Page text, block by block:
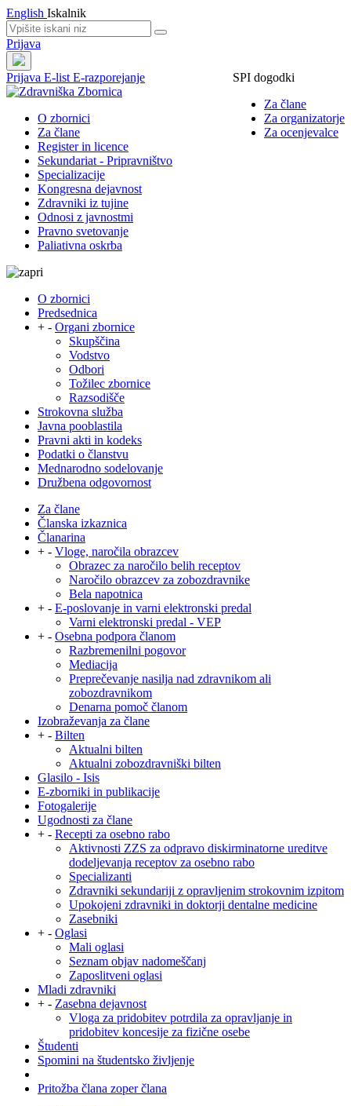
English Iskalnik
Prijava
Prijava
SPI dogodki
Za člane
Za organizatorje
Za ocenjevalce
E-list E-razporejanje
O zbornici
Za člane
Register in licence
Sekundariat - Pripravništvo
Specializacije
Kongresna dejavnost
Zdravniki iz tujine
Odnosi z javnostmi
Pravno svetovanje
Paliativna oskrba
O zbornici
Predsednica
+ - Organi zbornice
Skupščina
Vodstvo
Odbori
Tožilec zbornice
Razsodišče
Strokovna služba
Javna pooblastila
Pravni akti in kodeks
Podatki o članstvu
Mednarodno sodelovanje
Družbena odgovornost
Za člane
Članska izkaznica
Članarina
+ - Vloge, naročila obrazcev
Obrazec za naročilo belih receptov
Naročilo obrazcev za zobozdravnike
Bela napotnica
+ - E-poslovanje in varni elektronski predal
Varni elektronski predal - VEP
+ - Osebna podpora članom
Razbremenilni pogovor
Mediacija
Preprečevanje nasilja nad zdravnikom ali
zobozdravnikom
Denarna pomoč članom
Izobraževanja za člane
+ - Bilten
Aktualni bilten
Aktualni zobozdravniški bilten
Glasilo - Isis
E-zborniki in publikacije
Fotogalerije
Ugodnosti za člane
+ - Recepti za osebno rabo
Aktivnosti ZZS za odpravo diskirminatorne ureditve
dodeljevanja receptov za osebno rabo
Specializanti
Zdravniki sekundariji z opravljenim strokovnim izpitom
Upokojeni zdravniki in doktorji dentalne medicine
Zasebniki
+ - Oglasi
Mali oglasi
Seznam objav nadomeščanj
Zaposlitveni oglasi
Mladi zdravniki
+ - Zasebna dejavnost
Vloga za pridobitev potrdila za opravljanje in
pridobitev koncesije za fizične osebe
Študenti
Spomini na študentsko življenje
Pritožba člana zoper člana